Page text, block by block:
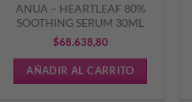
ANUA – HEARTLEAF 80%
SOOTHING SERUM 30ML
$68.638,80
AÑADIR AL CARRITO